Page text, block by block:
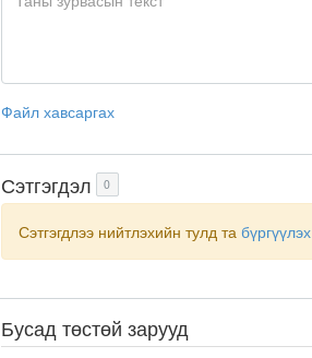
Файл хавсаргах
Сэтгэгдэл 0
Сэтгэгдлээ нийтлэхийн тулд та бүргүүлэх
Бусад төстөй зарууд